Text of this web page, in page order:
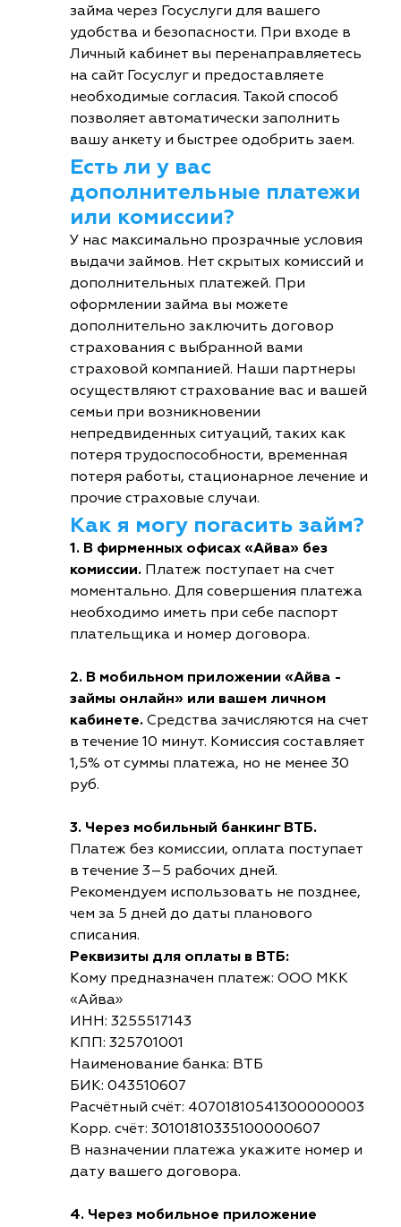
займа через Госуслуги для вашего
удобства и безопасности. При входе в
Личный кабинет вы перенаправляетесь
на сайт Госуслуг и предоставляете
необходимые согласия. Такой способ
позволяет автоматически заполнить
вашу анкету и быстрее одобрить заем.
Есть ли у вас
дополнительные платежи
или комиссии?
У нас максимально прозрачные условия
выдачи займов. Нет скрытых комиссий и
дополнительных платежей. При
оформлении займа вы можете
дополнительно заключить договор
страхования с выбранной вами
страховой компанией. Наши партнеры
осуществляют страхование вас и вашей
семьи при возникновении
непредвиденных ситуаций, таких как
потеря трудоспособности, временная
потеря работы, стационарное лечение и
прочие страховые случаи.
Как я могу погасить займ?
1. В фирменных офисах «Айва» без
комиссии. Платеж поступает на счет
моментально. Для совершения платежа
необходимо иметь при себе паспорт
плательщика и номер договора.
2. В мобильном приложении «Айва -
займы онлайн» или вашем личном
кабинете. Средства зачисляются на счет
в течение 10 минут. Комиссия составляет
1,5% от суммы платежа, но не менее 30
руб.
3. Через мобильный банкинг ВТБ.
Платеж без комиссии, оплата поступает
в течение 3–5 рабочих дней.
Рекомендуем использовать не позднее,
чем за 5 дней до даты планового
списания.
Реквизиты для оплаты в ВТБ:
Кому предназначен платеж: ООО МКК
«Айва»
ИНН: 3255517143
КПП: 325701001
Наименование банка: ВТБ
БИК: 043510607
Расчётный счёт: 40701810541300000003
Корр. счёт: 30101810335100000607
В назначении платежа укажите номер и
дату вашего договора.
4. Через мобильное приложение